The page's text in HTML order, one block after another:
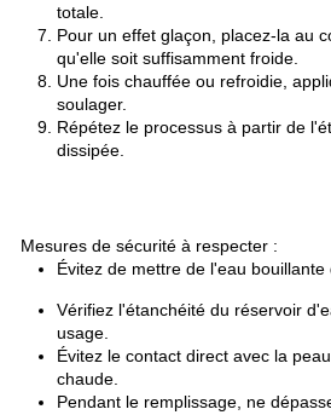
totale.
Pour un effet glaçon, placez-la au
qu'elle soit suffisamment froide.
Une fois chauffée ou refroidie,
soulager.
Répétez le processus à partir de
dissipée.
Mesures de sécurité à respecter :
Évitez de mettre de l'eau bouillante
Vérifiez l'étanchéité du réservoir
usage.
Évitez le contact direct avec la
chaude.
Pendant le remplissage, ne